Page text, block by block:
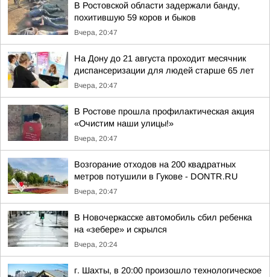
В Ростовской области задержали банду,
похитившую 59 коров и быков
Вчера, 20:47
На Дону до 21 августа проходит месячник
диспансеризации для людей старше 65 лет
Вчера, 20:47
В Ростове прошла профилактическая акция
«Очистим наши улицы!»
Вчера, 20:47
Возгорание отходов на 200 квадратных
метров потушили в Гукове - DONTR.RU
Вчера, 20:47
В Новочеркасске автомобиль сбил ребенка
на «зебере» и скрылся
Вчера, 20:24
г. Шахты, в 20:00 произошло технологическое